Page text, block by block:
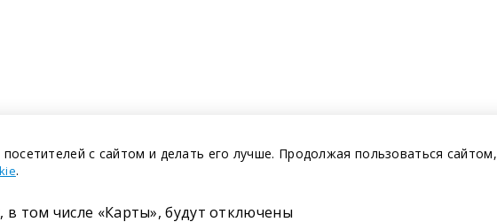
с сайтом и делать его лучше. Продолжая пользоваться сайтом,
.
в том числе «Карты», будут отключены